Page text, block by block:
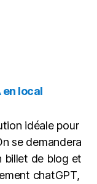
local
idéale pour
se demandera
billet de blog et
chatGPT,